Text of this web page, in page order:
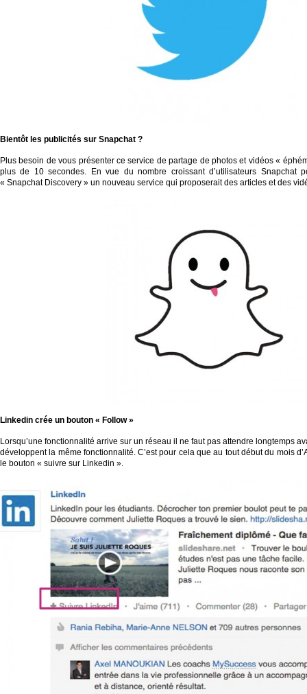
Bientôt les publicités sur Snapchat ?
Plus besoin de vous présenter ce service de partage de photos et vidéos «
plus de 10 secondes. En vue du nombre croissant d’utilisateurs Snapchat
« Snapchat Discovery » un nouveau service qui proposerait des articles et des
Linkedin crée un bouton « Follow»
Lorsqu’une fonctionnalité arrive sur un réseau il ne faut pas attendre longtemps
développent la même fonctionnalité. C’est pour cela que au tout début du mois
le bouton « suivre sur Linkedin ».